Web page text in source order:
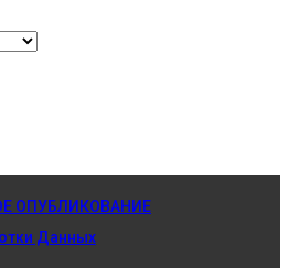
ОПУБЛИКОВАНИЕ
Данных